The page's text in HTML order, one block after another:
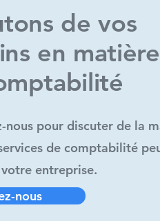
de vos
en matière
nous pour discuter de la
de comptabilité
entreprise.
nous
de vos
en matière
nous pour discuter de la
de comptabilité
entreprise.
nous